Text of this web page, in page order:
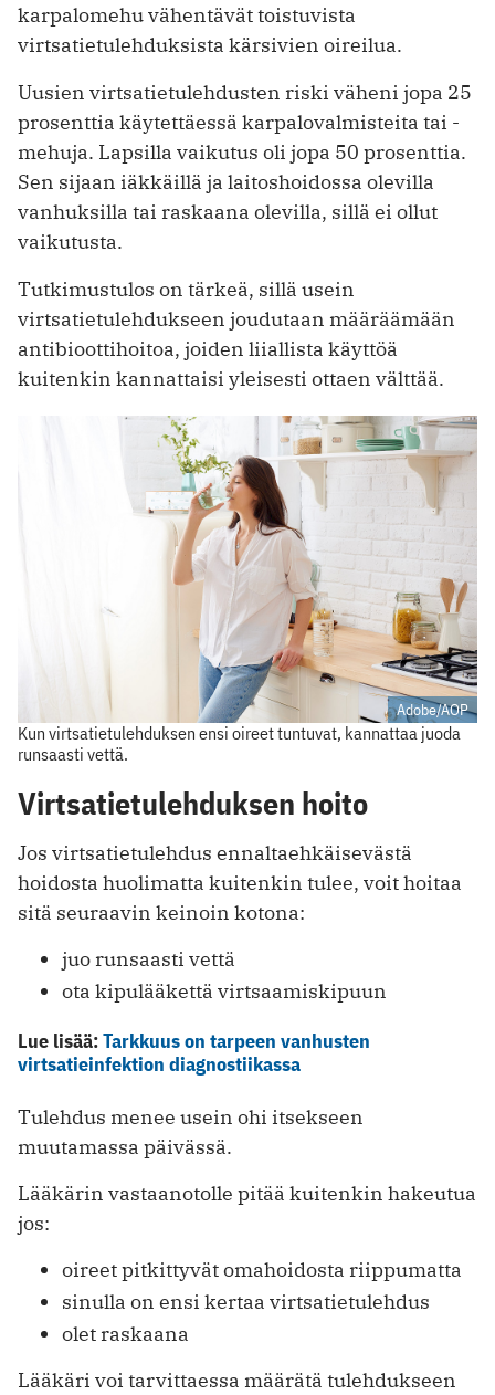
karpalomehu vähentävät toistuvista
virtsatietulehduksista kärsivien oireilua.
Uusien virtsatietulehdusten riski väheni jopa 25
prosenttia käytettäessä karpalovalmisteita tai -
mehuja. Lapsilla vaikutus oli jopa 50 prosenttia.
Sen sijaan iäkkäillä ja laitoshoidossa olevilla
vanhuksilla tai raskaana olevilla, sillä ei ollut
vaikutusta.
Tutkimustulos on tärkeä, sillä usein
virtsatietulehdukseen joudutaan määräämään
antibioottihoitoa, joiden liiallista käyttöä
kuitenkin kannattaisi yleisesti ottaen välttää.
Adobe/AOP
Kun virtsatietulehduksen ensi oireet tuntuvat, kannattaa juoda
runsaasti vettä.
Virtsatietulehduksen hoito
Jos virtsatietulehdus ennaltaehkäisevästä
hoidosta huolimatta kuitenkin tulee, voit hoitaa
sitä seuraavin keinoin kotona:
juo runsaasti vettä
ota kipulääkettä virtsaamiskipuun
Lue lisää:Tarkkuus on tarpeen vanhusten
virtsatieinfektion diagnostiikassa
Tulehdus menee usein ohi itsekseen
muutamassa päivässä.
Lääkärin vastaanotolle pitää kuitenkin hakeutua
jos:
oireet pitkittyvät omahoidosta riippumatta
sinulla on ensi kertaa virtsatietulehdus
olet raskaana
Lääkäri voi tarvittaessa määrätä tulehdukseen